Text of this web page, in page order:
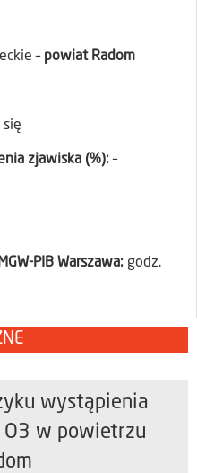
– powiat Radom
się
zjawiska (%): –
PIB Warszawa: godz.
wystąpienia
O3 w powietrzu